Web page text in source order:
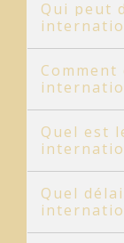
Qui peut
Quel est
Quel